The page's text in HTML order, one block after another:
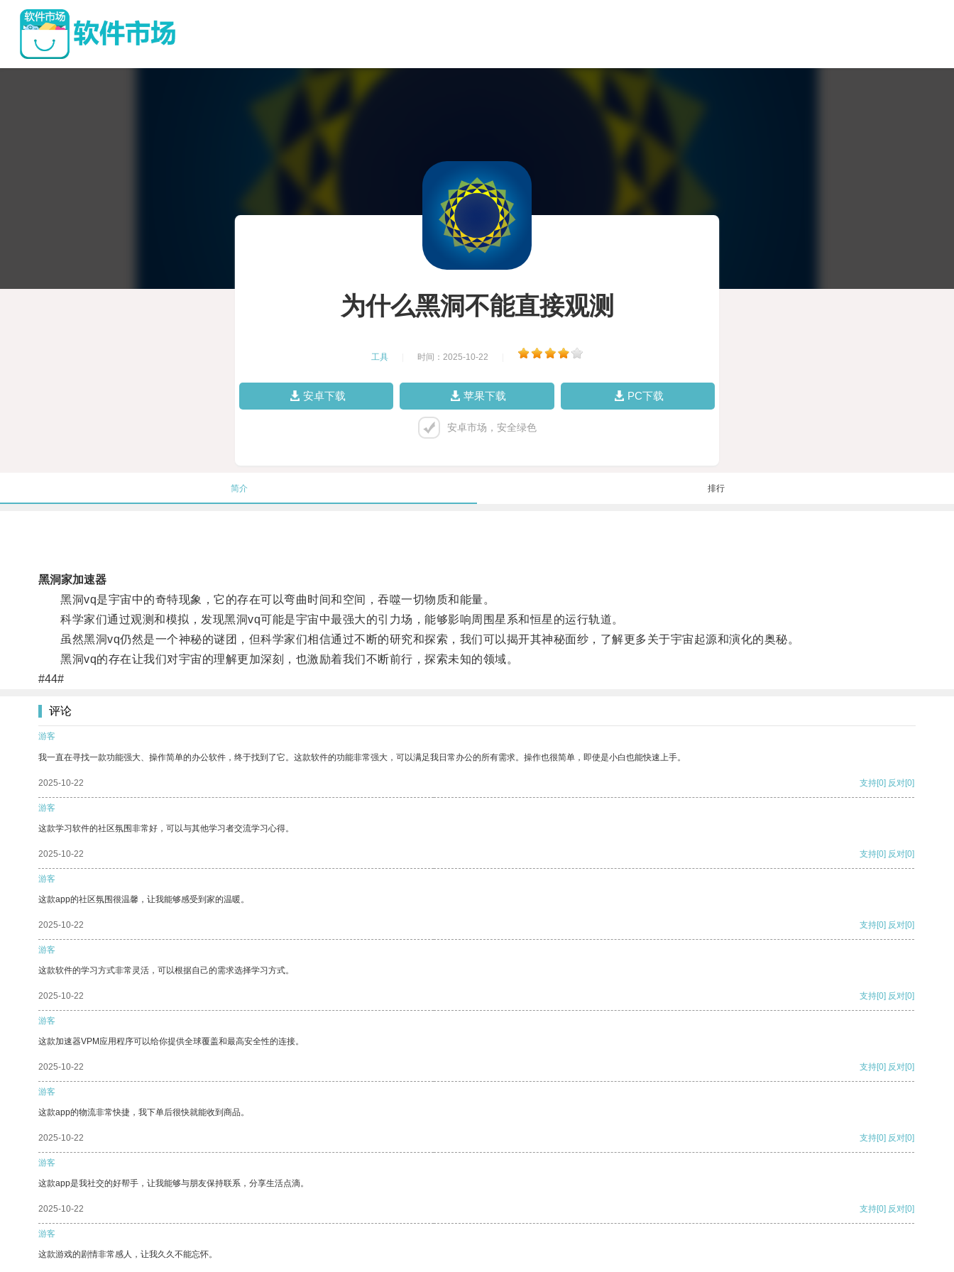
为什么黑洞不能直接观测
工具 时间：2025-10-22
安卓下载 苹果下载 PC下载
安卓市场，安全绿色
简介 排行
黑洞家加速器
黑洞vq是宇宙中的奇特现象，它的存在可以弯曲时间和空间，吞噬一切物质和能量。
科学家们通过观测和模拟，发现黑洞vq可能是宇宙中最强大的引力场，能够影响周围星系和恒星的运行轨道。
虽然黑洞vq仍然是一个神秘的谜团，但科学家们相信通过不断的研究和探索，我们可以揭开其神秘面纱，了解更多关于宇宙起源和演化的奥秘。
黑洞vq的存在让我们对宇宙的理解更加深刻，也激励着我们不断前行，探索未知的领域。
#44#
评论
游客
我一直在寻找一款功能强大、操作简单的办公软件，终于找到了它。这款软件的功能非常强大，可以满足我日常办公的所有需求。操作也很简单，即使是小白也能快速上手。
2025-10-22 支持[0] 反对[0]
游客
这款学习软件的社区氛围非常好，可以与其他学习者交流学习心得。
2025-10-22 支持[0] 反对[0]
游客
这款app的社区氛围很温馨，让我能够感受到家的温暖。
2025-10-22 支持[0] 反对[0]
游客
这款软件的学习方式非常灵活，可以根据自己的需求选择学习方式。
2025-10-22 支持[0] 反对[0]
游客
这款加速器VPM应用程序可以给你提供全球覆盖和最高安全性的连接。
2025-10-22 支持[0] 反对[0]
游客
这款app的物流非常快捷，我下单后很快就能收到商品。
2025-10-22 支持[0] 反对[0]
游客
这款app是我社交的好帮手，让我能够与朋友保持联系，分享生活点滴。
2025-10-22 支持[0] 反对[0]
游客
这款游戏的剧情非常感人，让我久久不能忘怀。